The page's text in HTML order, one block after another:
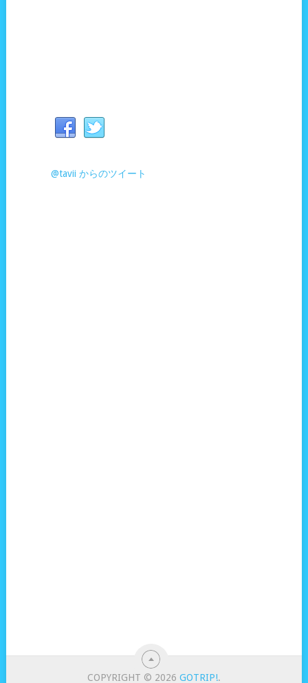
@tavii からのツイート
COPYRIGHT © 2026GOTRIP!.